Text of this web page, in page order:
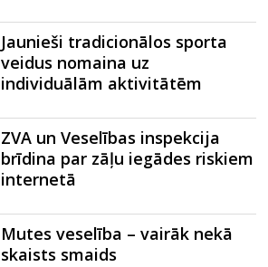
Jaunieši tradicionālos sporta
veidus nomaina uz
individuālām aktivitātēm
ZVA un Veselības inspekcija
brīdina par zāļu iegādes riskiem
internetā
Mutes veselība – vairāk nekā
skaists smaids